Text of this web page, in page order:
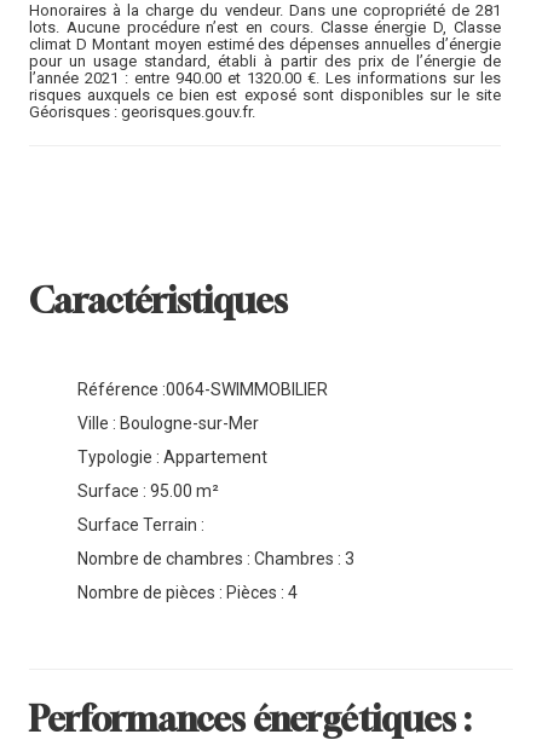
Honoraires à la charge du vendeur. Dans une copropriété de 281
lots. Aucune procédure n’est en cours. Classe énergie D, Classe
climat D Montant moyen estimé des dépenses annuelles d’énergie
pour un usage standard, établi à partir des prix de l’énergie de
l’année 2021 : entre 940.00 et 1320.00 €. Les informations sur les
risques auxquels ce bien est exposé sont disponibles sur le site
Géorisques : georisques.gouv.fr.
Caractéristiques
Référence :0064-SWIMMOBILIER
Ville : Boulogne-sur-Mer
Typologie : Appartement
Surface : 95.00 m²
Surface Terrain :
Nombre de chambres : Chambres : 3
Nombre de pièces : Pièces : 4
Performances énergétiques :